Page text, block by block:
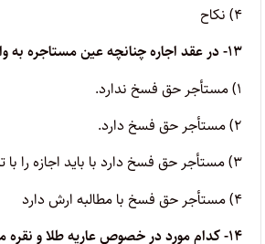
۴) نکاح
۱۳- در عقد اجاره چنانچه عین مستاجره به واسطه عیب از قابلیت انتفاع خارج شود ولی عیب قابل رفع باشد. حکم مسئله چیست؟
۱) مستأجر حق فسخ ندارد.
۲) مستأجر حق فسخ دارد.
۳) مستأجر حق فسخ دارد با باید اجازه را با تمام اجرت قبول کنند.
۴) مستأجر حق فسخ با مطالبه ارش دارد
۱۴- کدام مورد در خصوص عاریه طلا و نقره مسکوک صحیح است؟